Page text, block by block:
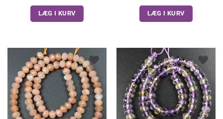
LÆG I KURV LÆG I KURV